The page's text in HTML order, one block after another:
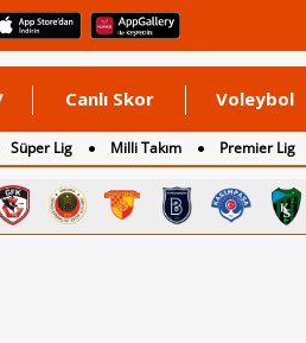
Canlı Skor Voleybol
Süper Lig Milli Takım Premier Lig